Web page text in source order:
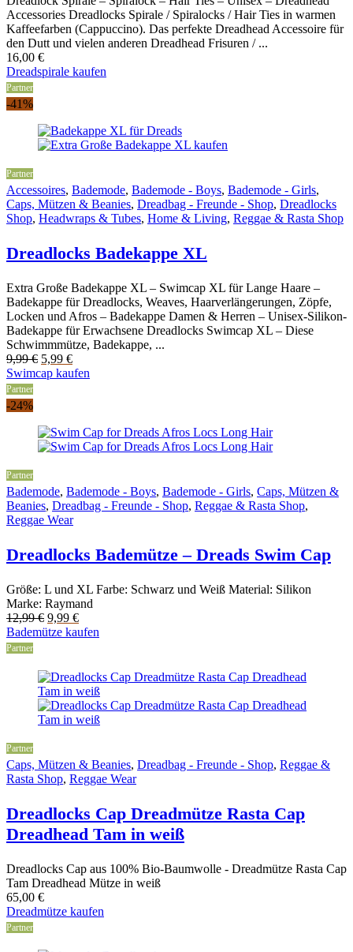
Accessories Dreadlocks Spirale / Spiralocks / Hair Ties in warmen
Kaffeefarben (Cappuccino). Das perfekte Dreadhead Accessoire für
den Dutt und vielen anderen Dreadhead Frisuren / ...
16,00 €
Dreadspirale kaufen
Partner
-41%
Partner
Accessoires, Bademode, Bademode - Boys, Bademode - Girls,
Caps, Mützen & Beanies, Dreadbag - Freunde - Shop, Dreadlocks
Shop, Headwraps & Tubes, Home & Living, Reggae & Rasta Shop
Dreadlocks Badekappe XL
Extra Große Badekappe XL – Swimcap XL für Lange Haare –
Badekappe für Dreadlocks, Weaves, Haarverlängerungen, Zöpfe,
Locken und Afros – Badekappe Damen & Herren – Unisex-Silikon-
Badekappe für Erwachsene Dreadlocks Swimcap XL – Diese
Schwimmmütze, Badekappe, ...
9,99€ Original
price
5,99 €Current
price
Swimcap kaufen
Partner
-24%
Partner
Bademode, Bademode - Boys, Bademode - Girls, Caps, Mützen &
Beanies, Dreadbag - Freunde - Shop, Reggae & Rasta Shop,
Reggae Wear
Dreadlocks Bademütze – Dreads Swim Cap
Größe: L und XL Farbe: Schwarz und Weiß Material: Silikon
Marke: Raymand
12,99€ Original
price
9,99 €Current
price
Bademütze kaufen
Partner
Partner
Caps, Mützen & Beanies, Dreadbag - Freunde - Shop, Reggae &
Rasta Shop, Reggae Wear
Dreadlocks Cap Dreadmütze Rasta Cap
Dreadhead Tam in weiß
Dreadlocks Cap aus 100% Bio-Baumwolle - Dreadmütze Rasta Cap
Tam Dreadhead Mütze in weiß
65,00 €
Dreadmütze kaufen
Partner